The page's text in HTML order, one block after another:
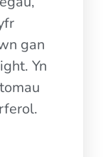
gan
Yn